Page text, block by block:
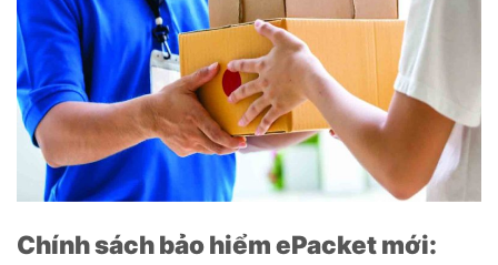
Chính sách bảo hiểm ePacket mới: